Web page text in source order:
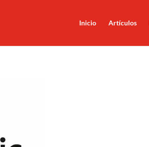
Inicio Artículos